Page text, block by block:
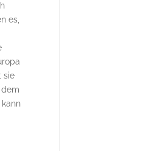
es,
sie